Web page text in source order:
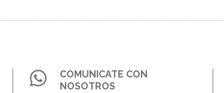
COMUNICATE CON
NOSOTROS